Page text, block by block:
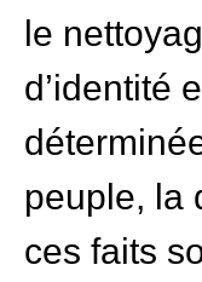
le
d’identité
peuple, la
ces faits